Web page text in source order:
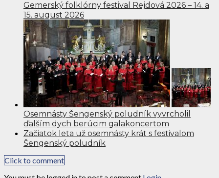
Gemerský folklórny festival Rejdová 2026 – 14. a
15. august 2026
Osemnásty Šengenský poludník vyvrcholil
ďalším dych berúcim galakoncertom
Začiatok leta už osemnásty krát s festivalom
Šengenský poludník
Click to comment